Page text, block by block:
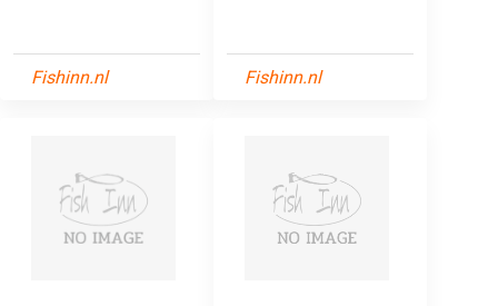
Fishinn.nl Fishinn.nl